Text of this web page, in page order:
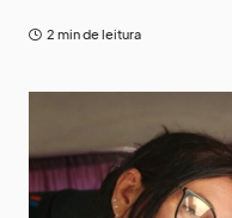
2 min de leitura